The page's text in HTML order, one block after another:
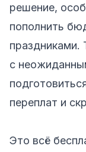
решение,
пополнить
праздниками.
с
переплат и
Это всё